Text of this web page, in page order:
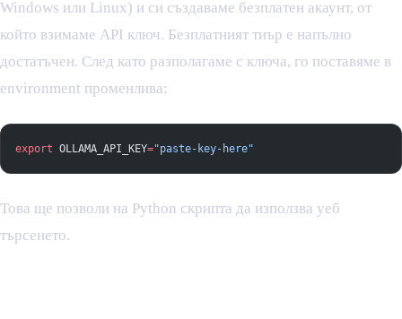
Windows или Linux) и си създаваме безплатен акаунт, от
който взимаме API ключ. Безплатният тиър е напълно
достатъчен. След като разполагаме с ключа, го поставяме в
environment променлива:
export OLLAMA_API_KEY="paste-key-here"
Това ще позволи на Python скрипта да използва уеб
търсенето.